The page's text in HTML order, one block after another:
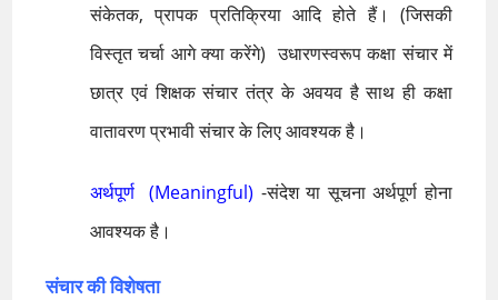
संकेतक, प्रापक प्रतिक्रिया आदि होते हैं। (जिसकी
विस्तृत चर्चा आगे क्या करेंगे) उधारणस्वरूप कक्षा संचार में
छात्र एवं शिक्षक संचार तंत्र के अवयव है साथ ही कक्षा
वातावरण प्रभावी संचार के लिए आवश्यक है।
अर्थपूर्ण (Meaningful) -संदेश या सूचना अर्थपूर्ण होना
आवश्यक है।
संचार की विशेषता